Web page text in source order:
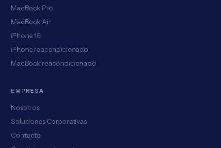
MacBook Pro
MacBook Air
iPhone 16
iPhone reacondicionado
MacBook reacondicionado
EMPRESA
Nosotros
Soluciones Corporativas
Contacto